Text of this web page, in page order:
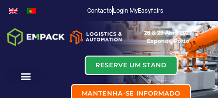
Contacto Login MyEasyfairs
28 & 29 Abril 2027
Exponor, Porto
RESERVE UM STAND
MANTENHA-SE INFORMADO